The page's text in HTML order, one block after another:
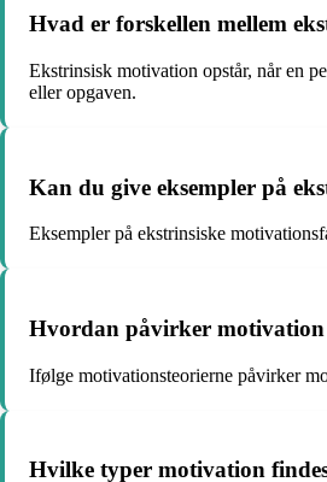
Hvad er forskellen mellem
Ekstrinsisk motivation opstår, når en
eller opgaven.
Kan du give eksempler på
Eksempler på ekstrinsiske
Hvordan påvirker
Ifølge motivationsteorierne påvirker
Hvilke typer motivation